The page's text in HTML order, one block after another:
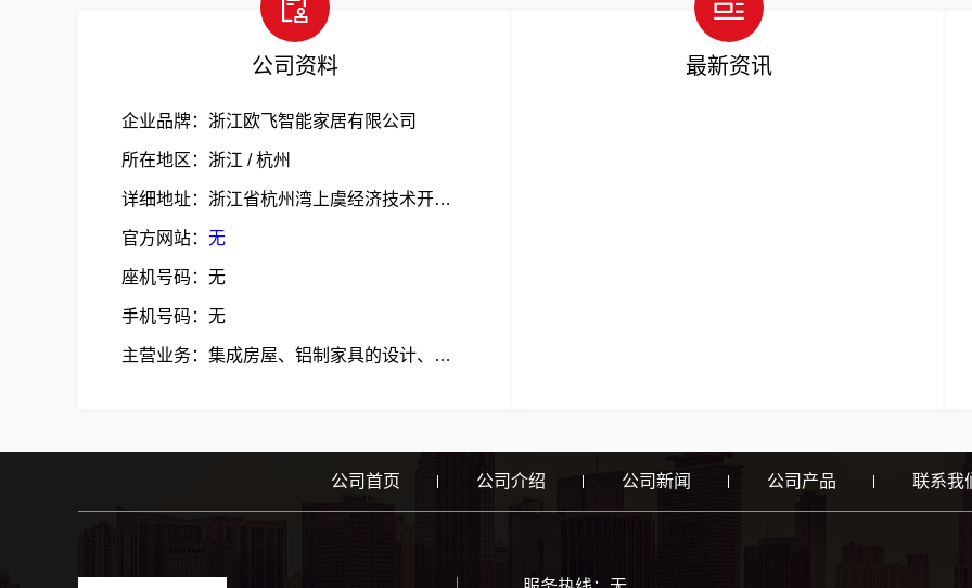
公司资料
企业品牌：浙江欧飞智能家居有限公司
所在地区：浙江 / 杭州
详细地址：浙江省杭州湾上虞经济技术开发区朝阳二路
官方网站： 无
座机号码：无
手机号码：无
主营业务：集成房屋、铝制家具的设计、生产、销售;
最新资讯
公司首页 公司介绍 公司新闻 公司产品 联系我